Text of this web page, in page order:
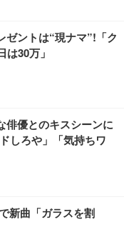
ゼントは“現ナマ”!「ク
30万」
俳優とのキスシーンに
しろや」「気持ちワ
新曲「ガラスを割